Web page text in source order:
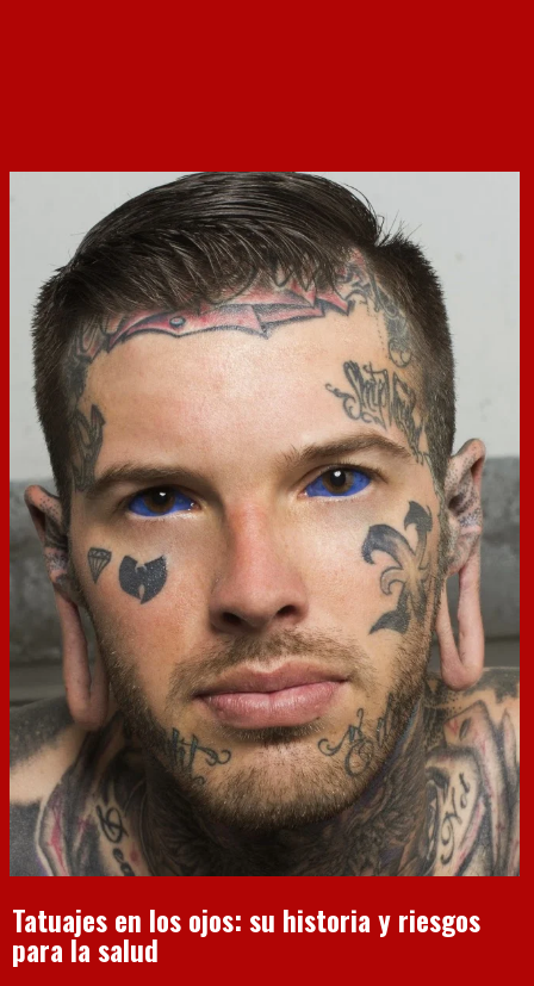
Tatuajes en los ojos: su historia y riesgos
para la salud